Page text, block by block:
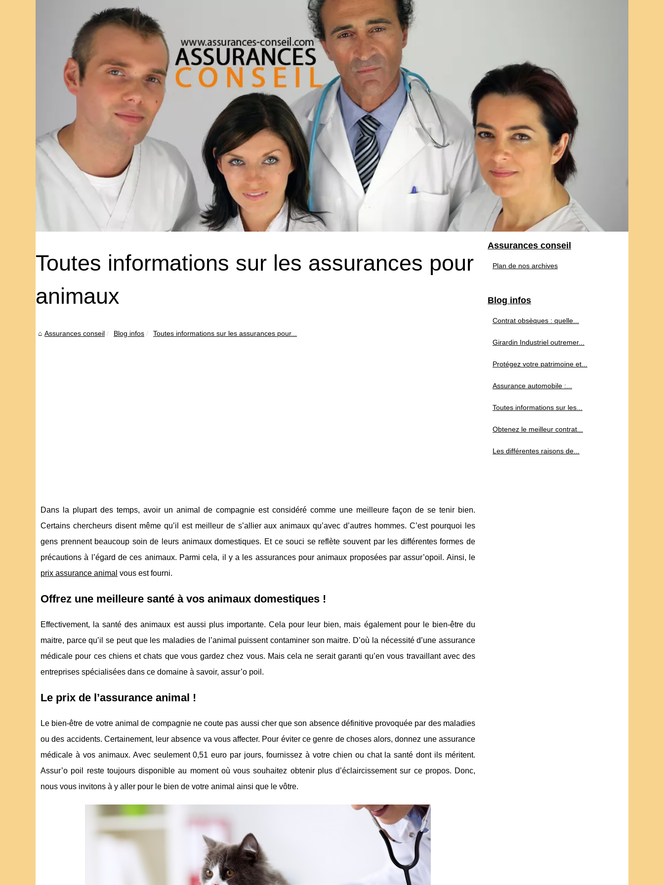
Toutes informations sur les assurances pour
animaux
Assurances conseil Blog infos Toutes informations sur les assurances pour...
Dans la plupart des temps, avoir un animal de compagnie est considéré comme une meilleure façon de se tenir bien.
Certains chercheurs disent même qu’il est meilleur de s’allier aux animaux qu’avec d’autres hommes. C’est pourquoi les
gens prennent beaucoup soin de leurs animaux domestiques. Et ce souci se reflète souvent par les différentes formes de
précautions à l’égard de ces animaux. Parmi cela, il y a les assurances pour animaux proposées par assur’opoil. Ainsi, le
prix assurance animal vous est fourni.
Offrez une meilleure santé à vos animaux domestiques !
Effectivement, la santé des animaux est aussi plus importante. Cela pour leur bien, mais également pour le bien-être du
maitre, parce qu’il se peut que les maladies de l’animal puissent contaminer son maitre. D’où la nécessité d’une assurance
médicale pour ces chiens et chats que vous gardez chez vous. Mais cela ne serait garanti qu’en vous travaillant avec des
entreprises spécialisées dans ce domaine à savoir, assur’o poil.
Le prix de l’assurance animal !
Le bien-être de votre animal de compagnie ne coute pas aussi cher que son absence définitive provoquée par des maladies
ou des accidents. Certainement, leur absence va vous affecter. Pour éviter ce genre de choses alors, donnez une assurance
médicale à vos animaux. Avec seulement 0,51 euro par jours, fournissez à votre chien ou chat la santé dont ils méritent.
Assur’o poil reste toujours disponible au moment où vous souhaitez obtenir plus d’éclaircissement sur ce propos. Donc,
nous vous invitons à y aller pour le bien de votre animal ainsi que le vôtre.
Assurances conseil
Plan de nos archives
Blog infos
Contrat obsèques : quelle...
Girardin Industriel outremer...
Protégez votre patrimoine et...
Assurance automobile :...
Toutes informations sur les...
Obtenez le meilleur contrat...
Les différentes raisons de...